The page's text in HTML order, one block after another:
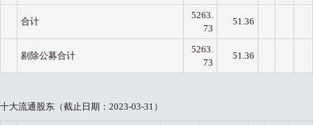
合计
5263.
73
51.36
剔除公募合计
5263.
73
51.36
十大流通股东（截止日期：2023-03-31）